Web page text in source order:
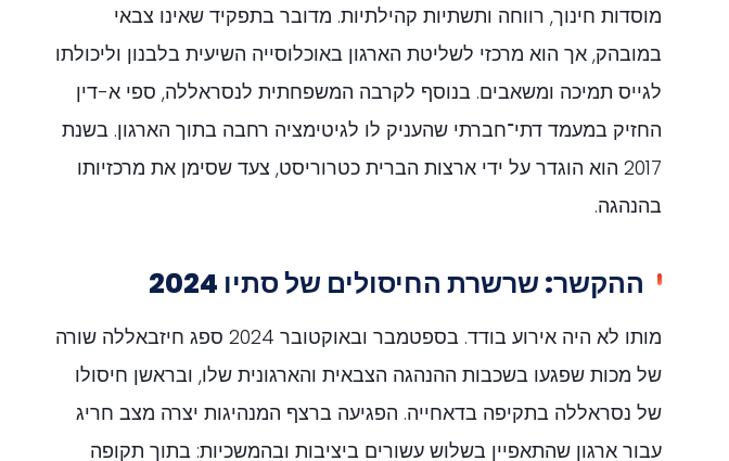
מוסדות חינוך, רווחה ותשתיות קהילתיות. מדובר בתפקיד שאינו צבאי
במובהק, אך הוא מרכזי לשליטת הארגון באוכלוסייה השיעית בלבנון וליכולתו
לגייס תמיכה ומשאבים. בנוסף לקרבה המשפחתית לנסראללה, ספי א-דין
החזיק במעמד דתי־חברתי שהעניק לו לגיטימציה רחבה בתוך הארגון. בשנת
2017 הוא הוגדר על ידי ארצות הברית כטרוריסט, צעד שסימן את מרכזיותו
בהנהגה.
ההקשר: שרשרת החיסולים של סתיו 2024
מותו לא היה אירוע בודד. בספטמבר ובאוקטובר 2024 ספג חיזבאללה שורה
של מכות שפגעו בשכבות ההנהגה הצבאית והארגונית שלו, ובראשן חיסולו
של נסראללה בתקיפה בדאחייה. הפגיעה ברצף המנהיגות יצרה מצב חריג
עבור ארגון שהתאפיין בשלוש עשורים ביציבות ובהמשכיות: בתוך תקופה